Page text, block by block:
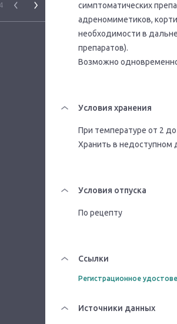
симптоматических
адреномиметиков,
необходимости в
препаратов).
Возможно
Условия хранения
При температуре от 2
Хранить в недоступном
Условия отпуска
По рецепту
Ссылки
Регистрационное
Источники данных